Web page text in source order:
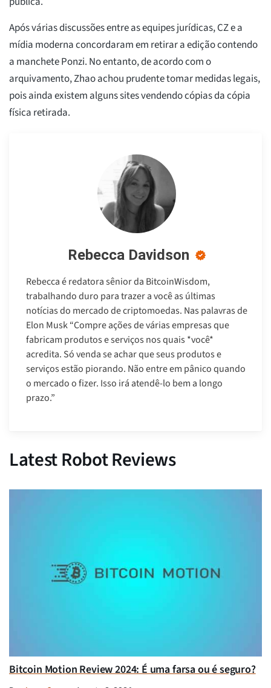
Após várias discussões entre as equipes jurídicas, CZ e a
mídia moderna concordaram em retirar a edição contendo
a manchete Ponzi. No entanto, de acordo com o
arquivamento, Zhao achou prudente tomar medidas legais,
pois ainda existem alguns sites vendendo cópias da cópia
física retirada.
Rebecca Davidson
Rebecca é redatora sênior da BitcoinWisdom,
trabalhando duro para trazer a você as últimas
notícias do mercado de criptomoedas. Nas palavras de
Elon Musk “Compre ações de várias empresas que
fabricam produtos e serviços nos quais *você*
acredita. Só venda se achar que seus produtos e
serviços estão piorando. Não entre em pânico quando
o mercado o fizer. Isso irá atendê-lo bem a longo
prazo.”
Latest Robot Reviews
Bitcoin Motion Review 2024: É uma farsa ou é seguro?